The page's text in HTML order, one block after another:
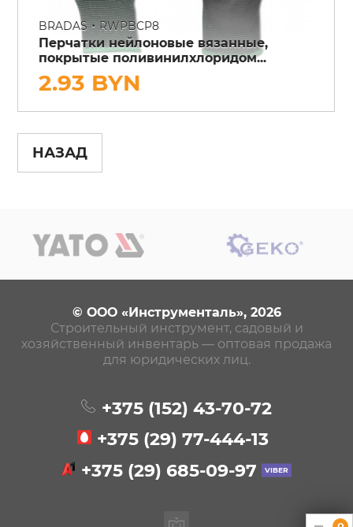
BRADAS•RWPBCP8
Перчатки нейлоновые вязанные,
покрытые поливинилхлоридом...
2.93 BYN
НАЗАД
© ООО «Инструменталь», 2026
Строительный инструмент, садовый и
хозяйственный инвентарь — оптовая продажа
для юридических лиц.
+375 (152) 43-70-72
+375 (29)77-444-13
+375 (29) 685-09-97